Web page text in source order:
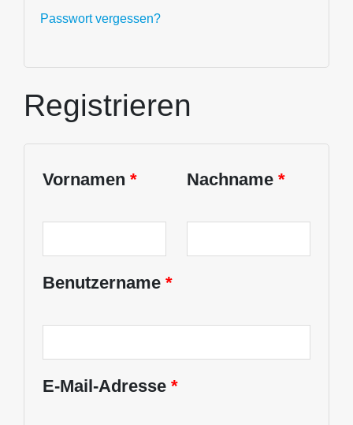
Passwort vergessen?
Registrieren
Vornamen * Nachname*
Benutzername *
E-Mail-Adresse *